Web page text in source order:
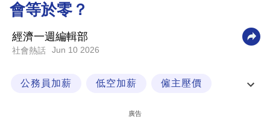
科
職
會等於零？
經濟一週編輯部
社會熱話 Jun 10 2026
公務員加薪 低空加薪 僱主壓價
廣告